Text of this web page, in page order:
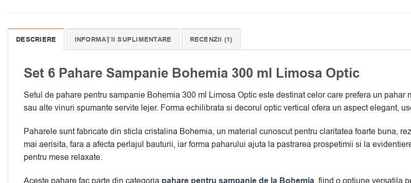
DESCRIERE INFORMAȚII SUPLIMENTARE RECENZII (1)
Set 6 Pahare Sampanie Bohemia 300 ml Limosa Optic
Setul de pahare pentru sampanie Bohemia 300 ml Limosa Optic este destinat celor care prefera un
sau alte vinuri spumante servite lejer. Forma echilibrata si decorul optic vertical ofera un aspect elegant,
Paharele sunt fabricate din sticla cristalina Bohemia, un material cunoscut pentru claritatea foarte buna,
mai aerisita, fara a afecta perlajul bauturii, iar forma paharului ajuta la pastrarea prospetimii si la
pentru mese relaxate.